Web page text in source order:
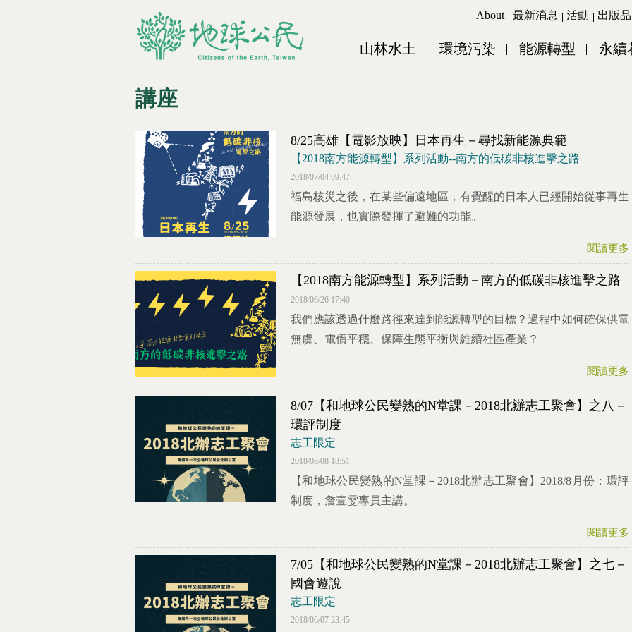
Jump to Navigation
Jump to Main content
About 最新消息 活動 出版品
山林水土 環境污染 能源轉型 永續
講座
您在這裡 8/25高雄【電影放映】日本再生－尋找新能源典範
​【2018南方能源轉型】系列活動--南方的低碳非核進擊之路
2018/07/04 09:47
福島核災之後，在某些偏遠地區，有覺醒的日本人已經開始從事再生
能源發展，也實際發揮了避難的功能。
閱讀更多
【2018南方能源轉型】系列活動－南方的低碳非核進擊之路
2018/06/26 17:40
我們應該透過什麼路徑來達到能源轉型的目標？過程中如何確保供電
無虞、電價平穩、保障生態平衡與維續社區產業？
閱讀更多
8/07【和地球公民變熟的N堂課－2018北辦志工聚會】之八－
環評制度
志工限定
2018/06/08 18:51
【和地球公民變熟的N堂課－2018北辦志工聚會】2018/8月份：環評
制度，詹壹雯專員主講。
閱讀更多
7/05【和地球公民變熟的N堂課－2018北辦志工聚會】之七－
國會遊說
志工限定
2018/06/07 23:45